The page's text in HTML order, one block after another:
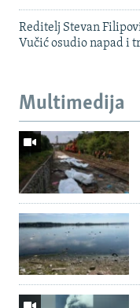
Reditelj Stevan
Vučić osudio napad i
Multimedija